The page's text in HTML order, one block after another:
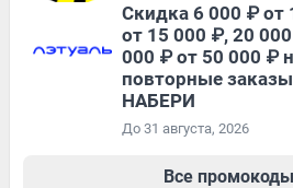
Скидка 6 000 ₽ от
от 15 000 ₽, 20
000 ₽ от 50 000 ₽
повторные
НАБЕРИ
До 31 августа, 2026
Все промокоды